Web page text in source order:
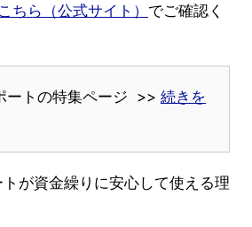
こちら（公式サイト） でご確認く
ートの特集ページ >> 続きを
が資金繰りに安心して使える理